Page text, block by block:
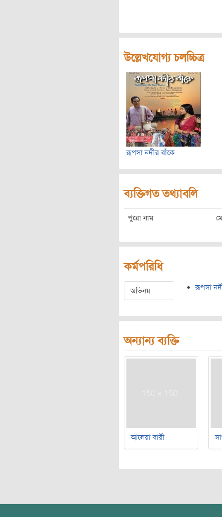
উল্লেখযোগ্য চলচ্চিত্র
রূপসা নদীর বাঁকে
ব্যক্তিগত তথ্যাবলি
পুরো নাম
কর্মপরিধি
অভিনয় রূপসা
অন্যান্য ব্যক্তি
আলেয়া বারী